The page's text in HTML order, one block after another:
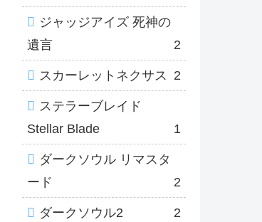
ジャッジアイズ 死神の
遺言
2
スカーレットネクサス 2
ステラーブレイド
Stellar Blade
1
ダークソウル リマスタ
ード
2
ダークソウル2 2